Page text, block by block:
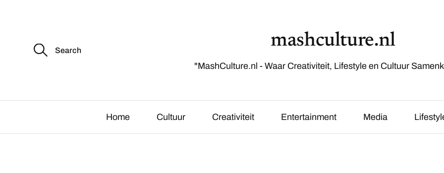
S
e
f
mashculture.nl
"MashCulture.nl - Waar Creativiteit, Lifestyle en Cultuur
Home Cultuur Creativiteit Entertainment Media